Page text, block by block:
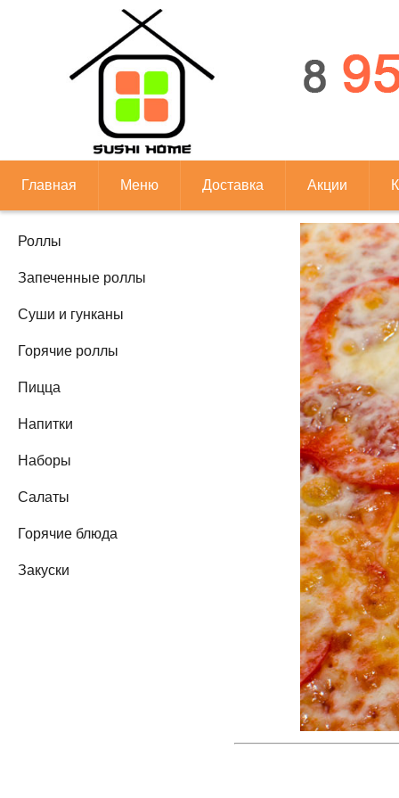
Главная Меню Доставка Акции
Роллы
Запеченные роллы
Суши и гунканы
Горячие роллы
Пицца
Напитки
Наборы
Салаты
Горячие блюда
Закуски